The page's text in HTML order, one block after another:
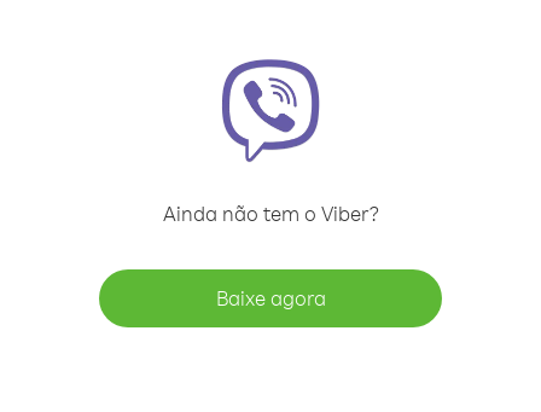
Ainda não tem o Viber?
Baixe agora